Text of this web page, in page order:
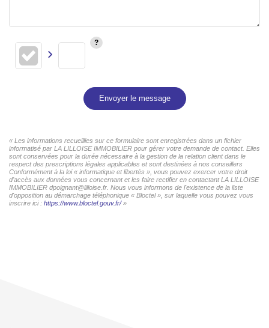
Envoyer le message
« Les informations recueillies sur ce formulaire sont enregistrées dans un fichier
informatisé par LA LILLOISE IMMOBILIER pour gérer votre demande de contact. Elles
sont conservées pour la durée nécessaire à la gestion de la relation client dans le
respect des prescriptions légales applicables et sont destinées à nos conseillers
Conformément à la loi « informatique et libertés », vous pouvez exercer votre droit
d'accès aux données vous concernant et les faire rectifier en contactant LA LILLOISE
IMMOBILIER dpoignant@lilloise.fr. Nous vous informons de l'existence de la liste
d'opposition au démarchage téléphonique « Bloctel », sur laquelle vous pouvez vous
inscrire ici : https://www.bloctel.gouv.fr/»